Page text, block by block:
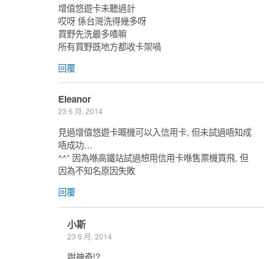
增值悠遊卡未聽過計
哎呀 係台灣洗得幾多呀
買野先洗最多喳嘛
所有買野既地方都收卡架喎
回覆
Eleanor
23 6 月, 2014
見過增值悠遊卡嘅機可以入信用卡, 但未試過唔知成
唔成功…
^^” 因為喺高鐵站試過想用信用卡喺售票機買飛, 但
因為不知名原因失敗
回覆
小斯
23 6 月, 2014
咁神奇!?